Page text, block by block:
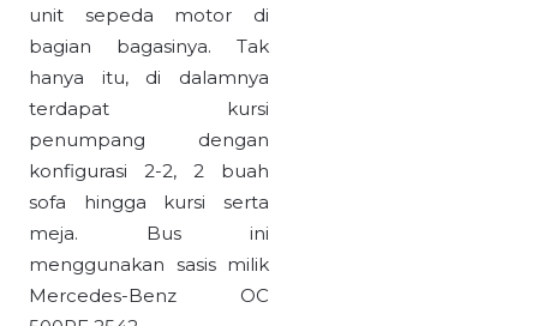
unit sepeda motor di
bagian bagasinya. Tak
hanya itu, di dalamnya
terdapat kursi
penumpang dengan
konfigurasi 2-2, 2 buah
sofa hingga kursi serta
meja. Bus ini
menggunakan sasis milik
Mercedes-Benz OC